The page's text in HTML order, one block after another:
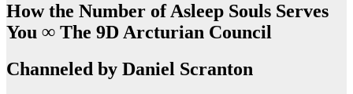
How the Number of Asleep Souls Serves
You ∞ The 9D Arcturian Council
Channeled by Daniel Scranton